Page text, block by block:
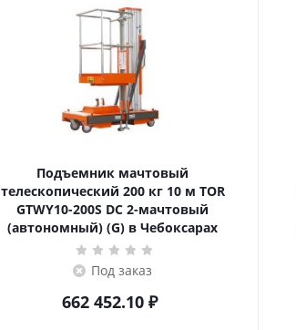
Подъемник мачтовый
телескопический 200 кг 10 м TOR
GTWY10-200S DC 2-мачтовый
(автономный) (G) в Чебоксарах
Под заказ
662 452.10₽